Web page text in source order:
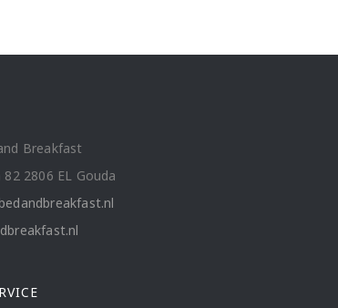
Breakfast
82 2806 EL Gouda